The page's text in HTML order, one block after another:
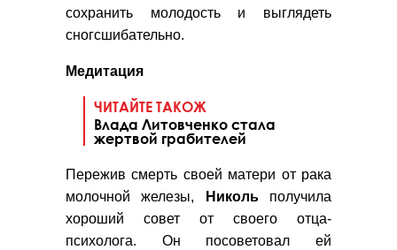
сохранить молодость и выглядеть
сногсшибательно.
Медитация
ЧИТАЙТЕ ТАКОЖ
Влада Литовченко стала
жертвой грабителей
Пережив смерть своей матери от рака
молочной железы,
Никольполучила
хороший совет от своего отца-
психолога. Он посоветовал ей